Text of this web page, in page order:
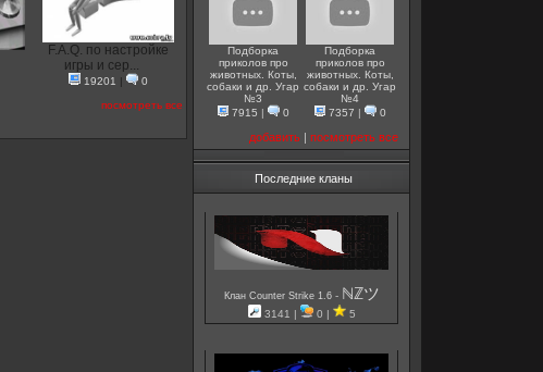
F.A.Q. по настройке
игры и сер...
19201 |
0
посмотреть все
Подборка
приколов про
животных. Коты,
собаки и др. Угар
№3
7915 | 0
Подборка
приколов про
животных. Коты,
собаки и др. Угар
№4
7357 | 0
добавить | посмотреть все
Последние кланы
Клан Counter Strike 1.6 - ℕℤツ
3141 | 0 | 5